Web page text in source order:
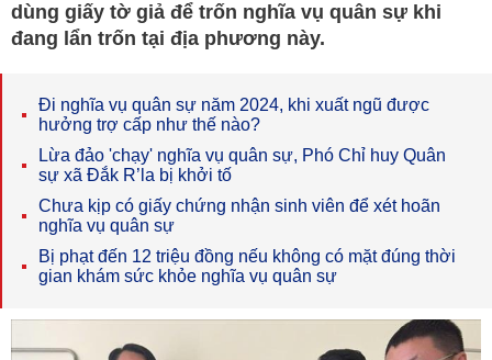
dùng giấy tờ giả để trốn nghĩa vụ quân sự khi
đang lẩn trốn tại địa phương này.
Đi nghĩa vụ quân sự năm 2024, khi xuất ngũ được
hưởng trợ cấp như thế nào?
Lừa đảo 'chạy' nghĩa vụ quân sự, Phó Chỉ huy Quân
sự xã Đắk R’la bị khởi tố
Chưa kịp có giấy chứng nhận sinh viên để xét hoãn
nghĩa vụ quân sự
Bị phạt đến 12 triệu đồng nếu không có mặt đúng thời
gian khám sức khỏe nghĩa vụ quân sự